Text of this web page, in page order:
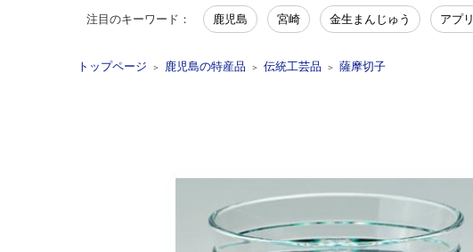
注目のキーワード： 鹿児島 宮崎 金生まんじゅう アプリ
トップページ ＞ 鹿児島の特産品 ＞ 伝統工芸品 ＞ 薩摩切子